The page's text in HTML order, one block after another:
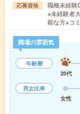
応募資格
職種未経験
※未経験者
能な方※コ
職場の雰囲気
年齢層
20代
男女比率
女性